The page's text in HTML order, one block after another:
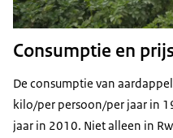
Consumptie en
De consumptie van
kilo/per persoon/per jaar in
jaar in 2010. Niet alleen in